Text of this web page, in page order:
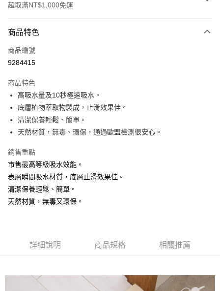
超取滿NT$1,000免運
信用卡一次付款
超商取貨付款
Apple Pay
街口支付
悠遊付
Google Pay
AFTEE先享後付
相關說明
【關於「AFTEE先享後付」】
AFTEE先享後付是「在收到商品之後才付款」的支付方式。 讓您購物簡單
便利好安心！
【「AFTEE先享後付」結帳流程】
２．訂單成立數日內，您將收到繳費通知簡訊。
３．收到繳費通知簡訊後14天內，點擊此簡訊中的連結，可透過四大超商／
萊爾富取貨付款
商品特色
商品編號
9284415
商品特色
高吸水量及10秒極速吸水。
底層植物萃取物製成，止滑效果佳。
清潔保養輕鬆、簡單。
天然材質，無毒、環保，通過歐盟檢測很安心。
銷售重點
市售最高等級吸水效能。
表層瞬間吸水材質，底層止滑效果佳。
清潔保養輕鬆、簡單。
天然材質，無毒又環保。
詳細說明 商品規格 相關推薦